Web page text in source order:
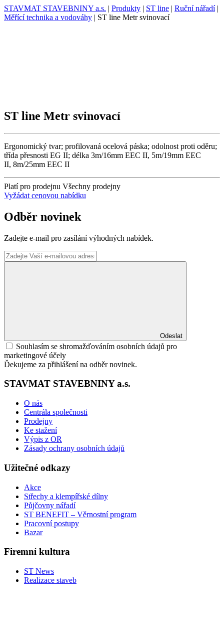
STAVMAT STAVEBNINY a.s. | Produkty | ST line | Ruční nářadí|
Měřící technika a vodováhy | ST line Metr svinovací
ST line Metr svinovací
Ergonomický tvar; profilovaná ocelová páska; odolnost proti oděru;
třída přesnosti EG II; délka 3m/16mm EEC II, 5m/19mm EEC
II, 8m/25mm EEC II
Platí pro prodejnu Všechny prodejny
Vyžádat cenovou nabídku
Odběr novinek
Zadejte e-mail pro zasílání výhodných nabídek.
Odeslat
Souhlasím se shromažďováním osobních údajů pro
marketingové účely
Ďekujeme za přihlášení na odběr novinek.
STAVMAT STAVEBNINY a.s.
O nás
Centrála společnosti
Prodejny
Ke stažení
Výpis z OR
Zásady ochrany osobních údajů
Užitečné odkazy
Akce
Střechy a klempířské dílny
Půjčovny nářadí
ST BENEFIT – Věrnostní program
Pracovní postupy
Bazar
Firemní kultura
ST News
Realizace staveb